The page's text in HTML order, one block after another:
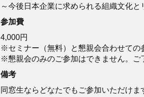
～今後日本企業に求められる組織文化と
参加費
4,000円
※セミナー（無料）と懇親会合わせての
※懇親会のみのご参加はできません。ご
備考
同窓生ならどなたでもご参加いただけま